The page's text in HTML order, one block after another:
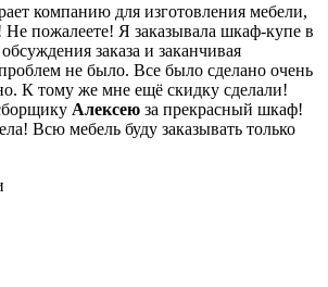
компанию для изготовления мебели,
пожалеете! Я заказывала шкаф-купе в
заказа и заканчивая
не было. Все было сделано очень
К тому же мне ещё скидку сделали!
Алексею за прекрасный шкаф!
Всю мебель буду заказывать только